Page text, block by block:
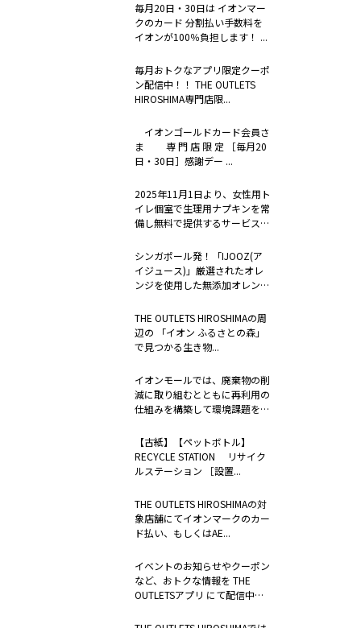
毎月20日・30日は イオンマー
クのカード 分割払い手数料を
イオンが100％負担します！ ...
毎月おトクなアプリ限定クーポ
ン配信中！！ THE OUTLETS
HIROSHIMA専門店限...
イオンゴールドカード会員さ
ま 専 門 店 限 定 ［毎月20
日・30日］感謝デー ...
2025年11月1日より、女性用ト
イレ個室で生理用ナプキンを常
備し無料で提供するサービス
シンガポール発！「IJOOZ(ア
イジュース)」厳選されたオレ
ンジを使用した無添加オレンジ
THE OUTLETS HIROSHIMAの周
辺の 「イオン ふるさとの森」
で見つかる生き物...
イオンモールでは、廃棄物の削
減に取り組むとともに再利用の
仕組みを構築して環境課題を解
【古紙】【ペットボトル】
RECYCLE STATION リサイク
ルステーション ［設置...
THE OUTLETS HIROSHIMAの対
象店舗にてイオンマークのカー
ド払い、もしくはAE...
イベントのお知らせやクーポン
など、おトクな情報を THE
OUTLETSアプリ にて配信中。